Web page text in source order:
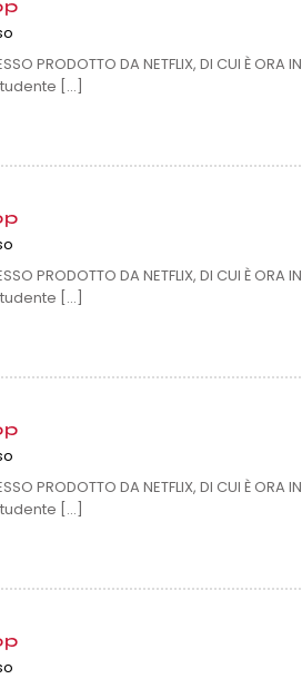
PRODOTTO DA NETFLIX, DI CUI È ORA IN
[...]
PRODOTTO DA NETFLIX, DI CUI È ORA IN
[...]
PRODOTTO DA NETFLIX, DI CUI È ORA IN
[...]